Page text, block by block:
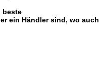
beste
ein Händler sind, wo auch